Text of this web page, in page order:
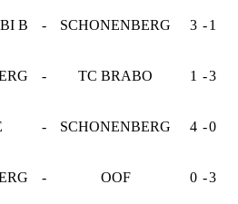
B - SCHONENBERG 3 -1
- TC BRABO 1 -3
- SCHONENBERG 4 -0
- OOF 0 -3